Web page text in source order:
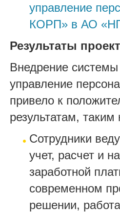
управление
КОРП» в АО
Результаты
Внедрение
управление
привело к
результатам, таким
Сотрудники
учет, расчет и
заработной
современном
решении,